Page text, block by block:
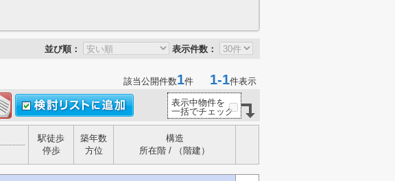
並び順： 表示件数：
該当公開件数1件 1-1件表示
表示中物件を
一括でチェック
駅徒歩
停歩
築年数
方位
構造
所在階 / （階建）